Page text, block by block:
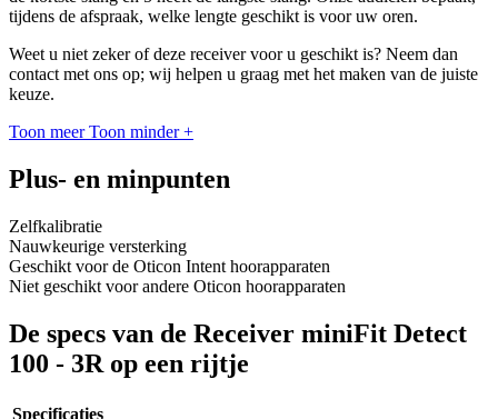
tijdens de afspraak, welke lengte geschikt is voor uw oren.
Weet u niet zeker of deze receiver voor u geschikt is? Neem dan
contact met ons op; wij helpen u graag met het maken van de juiste
keuze.
Toon meer Toon minder +
Plus- en minpunten
Zelfkalibratie
Nauwkeurige versterking
Geschikt voor de Oticon Intent hoorapparaten
Niet geschikt voor andere Oticon hoorapparaten
De specs van de Receiver miniFit Detect
100 - 3R op een rijtje
Specificaties